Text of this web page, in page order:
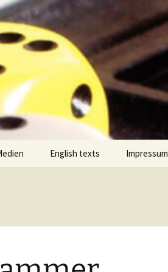
English texts
Textos em Português
Impressum